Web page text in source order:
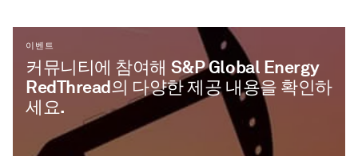
이벤트
커뮤니티에 참여해 S&P Global Energy
RedThread의 다양한 제공 내용을 확인하
세요.